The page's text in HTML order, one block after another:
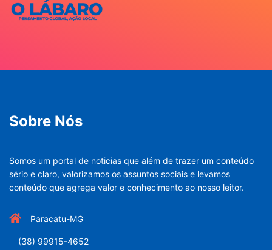
Sobre Nós
Somos um portal de noticias que além de trazer um conteúdo
sério e claro, valorizamos os assuntos sociais e levamos
conteúdo que agrega valor e conhecimento ao nosso leitor.
Paracatu-MG
(38) 99915-4652